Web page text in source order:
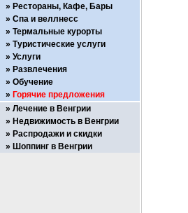
Рестораны, Кафе, Бары
Спа и веллнесс
Термальные курорты
Туристические услуги
Услуги
Развлечения
Обучение
Горячие предложения
Лечение в Венгрии
Недвижимость в Венгрии
Распродажи и скидки
Шоппинг в Венгрии